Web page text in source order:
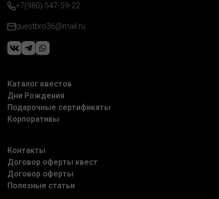
+7(980) 547-59-22
questbro36@mail.ru
Каталог квестов
Дни Рождения
Подарочные сертификаты
Корпоративы
Контакты
Договор оферты квест
Договор оферты
Полезные статьи